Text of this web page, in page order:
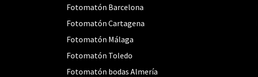
Fotomatón Barcelona
Fotomatón Cartagena
Fotomatón Málaga
Fotomatón Toledo
Fotomatón bodas Almería